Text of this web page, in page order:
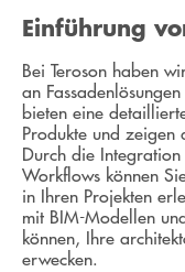
Einführung
Bei Teroson haben
an
bieten eine
Produkte und
Durch die Integration
Workflows können
in Ihren Projekten
mit BIM-Modellen
können, Ihre
erwecken.